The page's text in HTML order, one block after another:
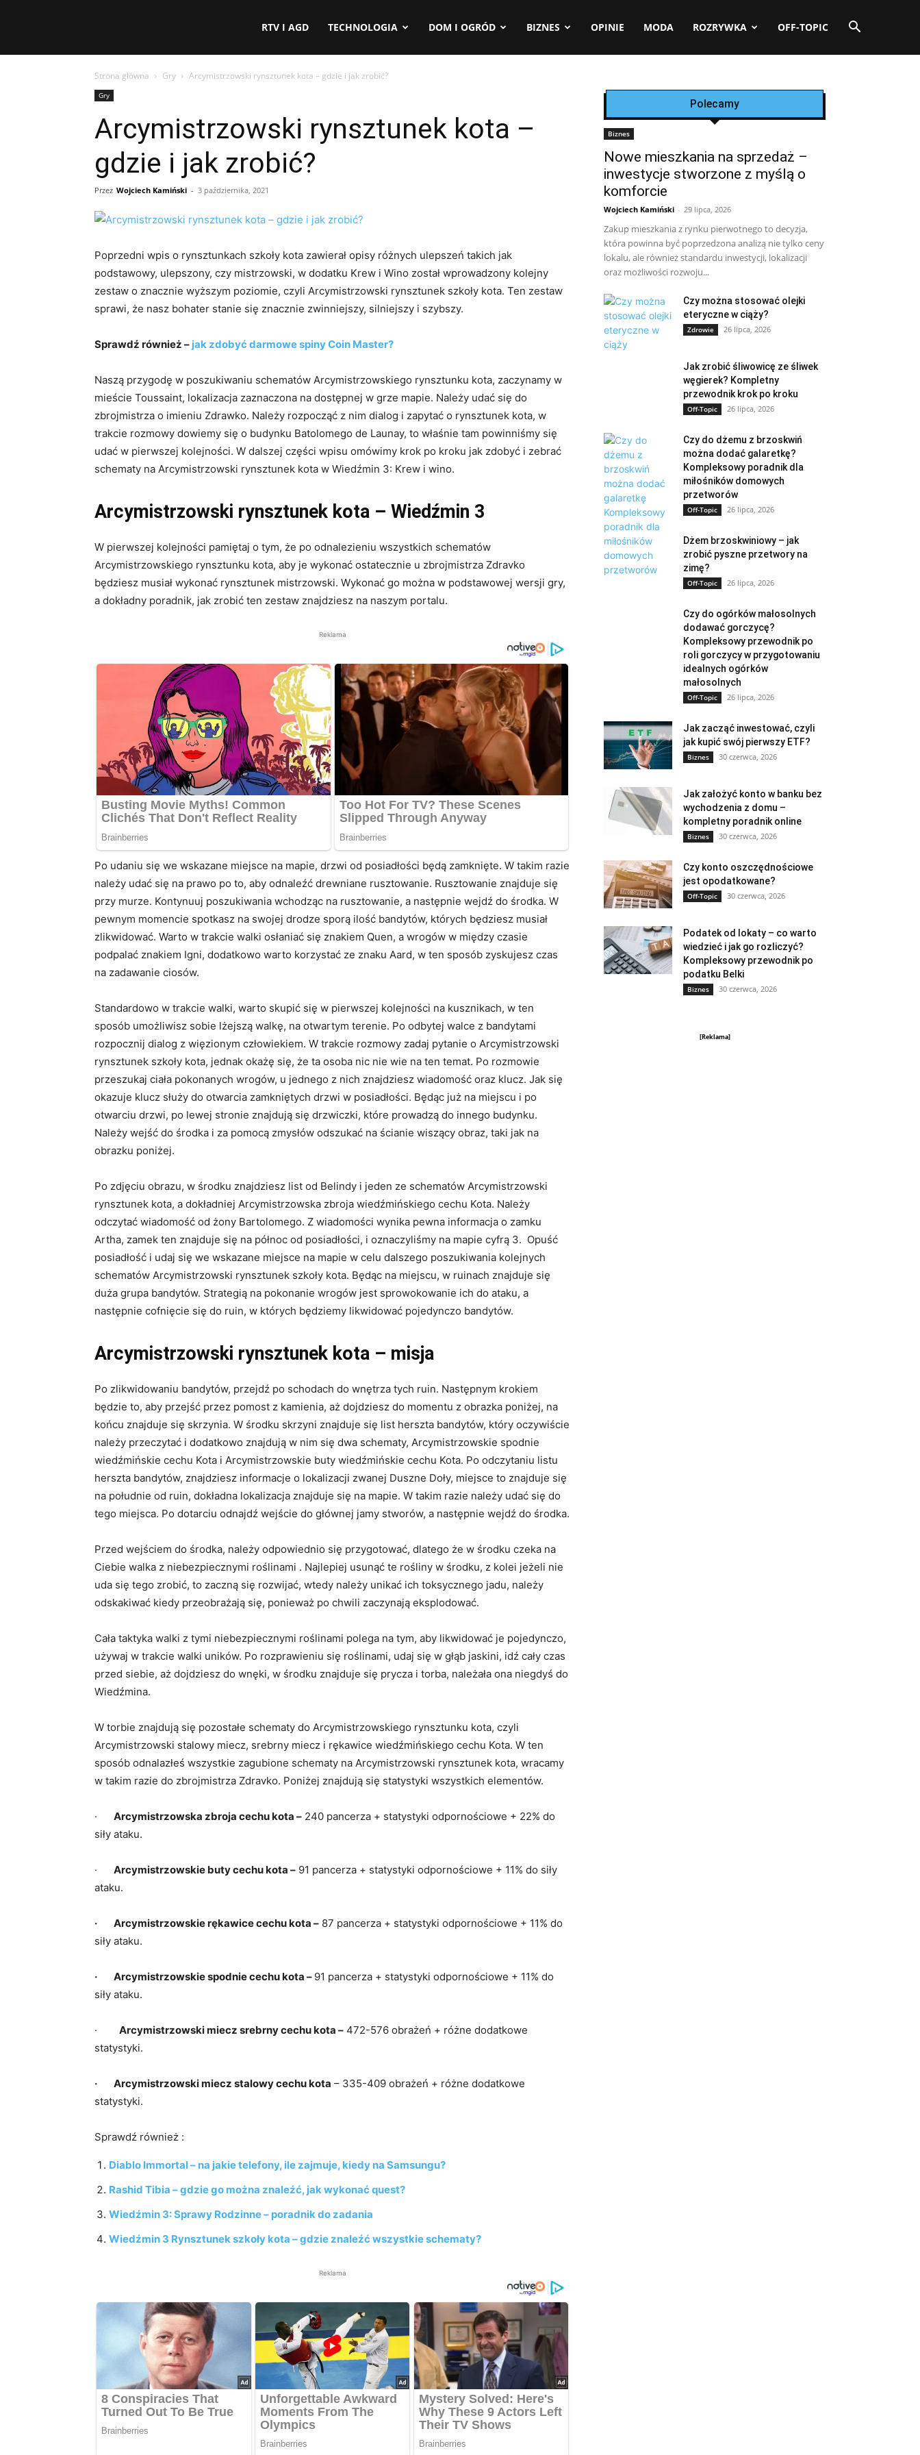
RTV I AGD TECHNOLOGIA DOM I OGRÓD BIZNES OPINIE MODA ROZRYWKA OFF-TOPIC
Strona główna Gry Arcymistrzowski rynsztunek kota – gdzie i jak zrobić?
Gry
Arcymistrzowski rynsztunek kota –
gdzie i jak zrobić?
Przez Wojciech Kamiński - 3 października, 2021
Poprzedni wpis o rynsztunkach szkoły kota zawierał opisy różnych ulepszeń takich jak
podstawowy, ulepszony, czy mistrzowski, w dodatku Krew i Wino został wprowadzony kolejny
zestaw o znacznie wyższym poziomie, czyli Arcymistrzowski rynsztunek szkoły kota. Ten zestaw
sprawi, że nasz bohater stanie się znacznie zwinniejszy, silniejszy i szybszy.
Sprawdź również – jak zdobyć darmowe spiny Coin Master?
Naszą przygodę w poszukiwaniu schematów Arcymistrzowskiego rynsztunku kota, zaczynamy w
mieście Toussaint, lokalizacja zaznaczona na dostępnej w grze mapie. Należy udać się do
zbrojmistrza o imieniu Zdrawko. Należy rozpocząć z nim dialog i zapytać o rynsztunek kota, w
trakcie rozmowy dowiemy się o budynku Batolomego de Launay, to właśnie tam powinniśmy się
udać w pierwszej kolejności. W dalszej części wpisu omówimy krok po kroku jak zdobyć i zebrać
schematy na Arcymistrzowski rynsztunek kota w Wiedźmin 3: Krew i wino.
Arcymistrzowski rynsztunek kota – Wiedźmin 3
W pierwszej kolejności pamiętaj o tym, że po odnalezieniu wszystkich schematów
Arcymistrzowskiego rynsztunku kota, aby je wykonać ostatecznie u zbrojmistrza Zdravko
będziesz musiał wykonać rynsztunek mistrzowski. Wykonać go można w podstawowej wersji gry,
a dokładny poradnik, jak zrobić ten zestaw znajdziesz na naszym portalu.
Reklama
Po udaniu się we wskazane miejsce na mapie, drzwi od posiadłości będą zamknięte. W takim razie
należy udać się na prawo po to, aby odnaleźć drewniane rusztowanie. Rusztowanie znajduje się
przy murze. Kontynuuj poszukiwania wchodząc na rusztowanie, a następnie wejdź do środka. W
pewnym momencie spotkasz na swojej drodze sporą ilość bandytów, których będziesz musiał
zlikwidować. Warto w trakcie walki osłaniać się znakiem Quen, a wrogów w między czasie
podpalać znakiem Igni, dodatkowo warto korzystać ze znaku Aard, w ten sposób zyskujesz czas
na zadawanie ciosów.
Standardowo w trakcie walki, warto skupić się w pierwszej kolejności na kusznikach, w ten
sposób umożliwisz sobie lżejszą walkę, na otwartym terenie. Po odbytej walce z bandytami
rozpocznij dialog z więzionym człowiekiem. W trakcie rozmowy zadaj pytanie o Arcymistrzowski
rynsztunek szkoły kota, jednak okażę się, że ta osoba nic nie wie na ten temat. Po rozmowie
przeszukaj ciała pokonanych wrogów, u jednego z nich znajdziesz wiadomość oraz klucz. Jak się
okazuje klucz służy do otwarcia zamkniętych drzwi w posiadłości. Będąc już na miejscu i po
otwarciu drzwi, po lewej stronie znajdują się drzwiczki, które prowadzą do innego budynku.
Należy wejść do środka i za pomocą zmysłów odszukać na ścianie wiszący obraz, taki jak na
obrazku poniżej.
Po zdjęciu obrazu, w środku znajdziesz list od Belindy i jeden ze schematów Arcymistrzowski
rynsztunek kota, a dokładniej Arcymistrzowska zbroja wiedźmińskiego cechu Kota. Należy
odczytać wiadomość od żony Bartolomego. Z wiadomości wynika pewna informacja o zamku
Artha, zamek ten znajduje się na północ od posiadłości, i oznaczyliśmy na mapie cyfrą 3. Opuść
posiadłość i udaj się we wskazane miejsce na mapie w celu dalszego poszukiwania kolejnych
schematów Arcymistrzowski rynsztunek szkoły kota. Będąc na miejscu, w ruinach znajduje się
duża grupa bandytów. Strategią na pokonanie wrogów jest sprowokowanie ich do ataku, a
następnie cofnięcie się do ruin, w których będziemy likwidować pojedynczo bandytów.
Arcymistrzowski rynsztunek kota – misja
Po zlikwidowaniu bandytów, przejdź po schodach do wnętrza tych ruin. Następnym krokiem
będzie to, aby przejść przez pomost z kamienia, aż dojdziesz do momentu z obrazka poniżej, na
końcu znajduje się skrzynia. W środku skrzyni znajduje się list herszta bandytów, który oczywiście
należy przeczytać i dodatkowo znajdują w nim się dwa schematy, Arcymistrzowskie spodnie
wiedźmińskie cechu Kota i Arcymistrzowskie buty wiedźmińskie cechu Kota. Po odczytaniu listu
herszta bandytów, znajdziesz informacje o lokalizacji zwanej Duszne Doły, miejsce to znajduje się
na południe od ruin, dokładna lokalizacja znajduje się na mapie. W takim razie należy udać się do
tego miejsca. Po dotarciu odnajdź wejście do głównej jamy stworów, a następnie wejdź do środka.
Przed wejściem do środka, należy odpowiednio się przygotować, dlatego że w środku czeka na
Ciebie walka z niebezpiecznymi roślinami . Najlepiej usunąć te rośliny w środku, z kolei jeżeli nie
uda się tego zrobić, to zaczną się rozwijać, wtedy należy unikać ich toksycznego jadu, należy
odskakiwać kiedy przeobrażają się, ponieważ po chwili zaczynają eksplodować.
Cała taktyka walki z tymi niebezpiecznymi roślinami polega na tym, aby likwidować je pojedynczo,
używaj w trakcie walki uników. Po rozprawieniu się roślinami, udaj się w głąb jaskini, idź cały czas
przed siebie, aż dojdziesz do wnęki, w środku znajduje się prycza i torba, należała ona niegdyś do
Wiedźmina.
W torbie znajdują się pozostałe schematy do Arcymistrzowskiego rynsztunku kota, czyli
Arcymistrzowski stalowy miecz, srebrny miecz i rękawice wiedźmińskiego cechu Kota. W ten
sposób odnalazłeś wszystkie zagubione schematy na Arcymistrzowski rynsztunek kota, wracamy
w takim razie do zbrojmistrza Zdravko. Poniżej znajdują się statystyki wszystkich elementów.
· Arcymistrzowska zbroja cechu kota – 240 pancerza + statystyki odpornościowe + 22% do
siły ataku.
· Arcymistrzowskie buty cechu kota – 91 pancerza + statystyki odpornościowe + 11% do siły
ataku.
· Arcymistrzowskie rękawice cechu kota – 87 pancerza + statystyki odpornościowe + 11% do
siły ataku.
· Arcymistrzowskie spodnie cechu kota – 91 pancerza + statystyki odpornościowe + 11% do
siły ataku.
· Arcymistrzowski miecz srebrny cechu kota – 472-576 obrażeń + różne dodatkowe
statystyki.
· Arcymistrzowski miecz stalowy cechu kota – 335-409 obrażeń + różne dodatkowe
statystyki.
Sprawdź również :
Diablo Immortal – na jakie telefony, ile zajmuje, kiedy na Samsungu?
Rashid Tibia – gdzie go można znaleźć, jak wykonać quest?
Wiedźmin 3: Sprawy Rodzinne – poradnik do zadania
Wiedźmin 3 Rynsztunek szkoły kota – gdzie znaleźć wszystkie schematy?
Reklama
Polecamy
Biznes
Nowe mieszkania na sprzedaż –
inwestycje stworzone z myślą o
komforcie
Wojciech Kamiński - 29 lipca, 2026
Zakup mieszkania z rynku pierwotnego to decyzja,
która powinna być poprzedzona analizą nie tylko ceny
lokalu, ale również standardu inwestycji, lokalizacji
oraz możliwości rozwoju...
Czy można stosować olejki
eteryczne w ciąży?
Zdrowie 26 lipca, 2026
Jak zrobić śliwowicę ze śliwek
węgierek? Kompletny
przewodnik krok po kroku
Off-Topic 26 lipca, 2026
Czy do dżemu z brzoskwiń
można dodać galaretkę?
Kompleksowy poradnik dla
miłośników domowych
przetworów
Off-Topic 26 lipca, 2026
Dżem brzoskwiniowy – jak
zrobić pyszne przetwory na
zimę?
Off-Topic 26 lipca, 2026
Czy do ogórków małosolnych
dodawać gorczycę?
Kompleksowy przewodnik po
roli gorczycy w przygotowaniu
idealnych ogórków
małosolnych
Off-Topic 26 lipca, 2026
Jak zacząć inwestować, czyli
jak kupić swój pierwszy ETF?
Biznes 30 czerwca, 2026
Jak założyć konto w banku bez
wychodzenia z domu –
kompletny poradnik online
Biznes 30 czerwca, 2026
Czy konto oszczędnościowe
jest opodatkowane?
Off-Topic 30 czerwca, 2026
Podatek od lokaty – co warto
wiedzieć i jak go rozliczyć?
Kompleksowy przewodnik po
podatku Belki
Biznes 30 czerwca, 2026
[Reklama]